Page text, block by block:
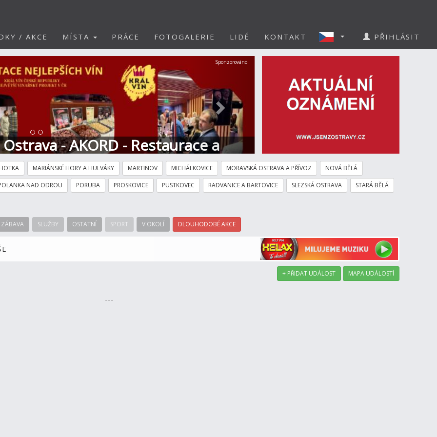
/ AKCE MÍSTA PRÁCE FOTOGALERIE LIDÉ KONTAKT PŘIHLÁSIT
- AKORD - Restaurace a
Další
Sponzorováno
MARIÁNSKÉ HORY A HULVÁKY MARTINOV MICHÁLKOVICE MORAVSKÁ OSTRAVA A PŘÍVOZ NOVÁ BĚLÁ
NAD ODROU PORUBA PROSKOVICE PUSTKOVEC RADVANICE A BARTOVICE SLEZSKÁ OSTRAVA STARÁ BĚLÁ
ZÁBAVA SLUŽBY OSTATNÍ SPORT V OKOLÍ DLOUHODOBÉ AKCE
+ PŘIDAT UDÁLOST MAPA UDÁLOSTÍ
---